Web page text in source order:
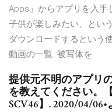
Apps」からアプリを入手
子供が楽しみたい、とい
ダウンロードするという
動画の一覧. 被写体を
提供元不明のアプリ
を教えてください。
SCV46】. 2020/04/